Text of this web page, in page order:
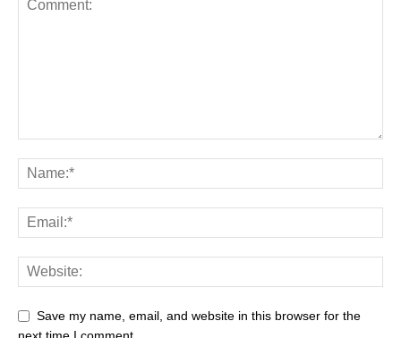
Save my name, email, and website in this browser for the
next time I comment.